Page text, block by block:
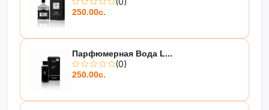
250.00с.
Парфюмерная Вода L...
(0)
250.00с.